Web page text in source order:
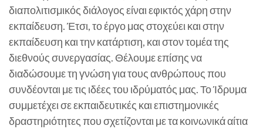
διαπολιτισμικός διάλογος είναι εφικτός χάρη στην
εκπαίδευση. Έτσι, το έργο μας στοχεύει και στην
εκπαίδευση και την κατάρτιση, και στον τομέα της
διεθνούς συνεργασίας. Θέλουμε επίσης να
διαδώσουμε τη γνώση για τους ανθρώπους που
συνδέονται με τις ιδέες του ιδρύματός μας. Το Ίδρυμα
συμμετέχει σε εκπαιδευτικές και επιστημονικές
δραστηριότητες που σχετίζονται με τα κοινωνικά αίτια